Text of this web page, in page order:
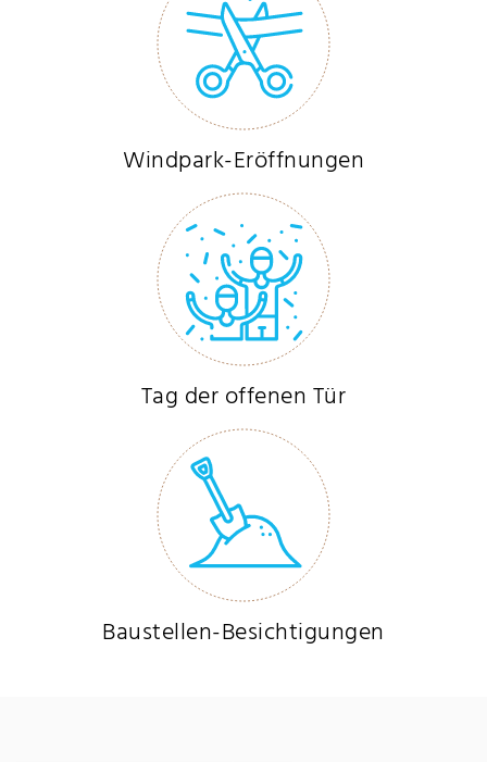
Windpark-Eröffnungen
Tag der offenen Tür
Baustellen-Besichtigungen